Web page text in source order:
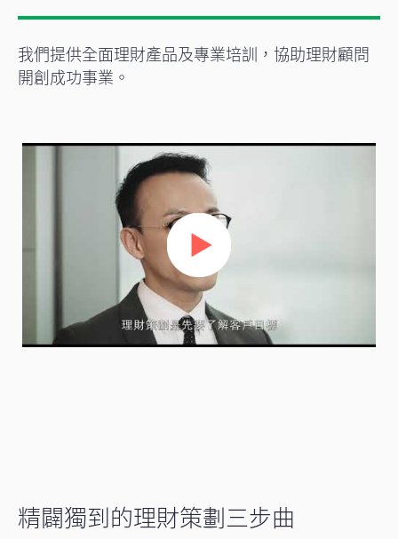
我們提供全面理財產品及專業培訓，協助理財顧問
開創成功事業。
精闢獨到的理財策劃三步曲